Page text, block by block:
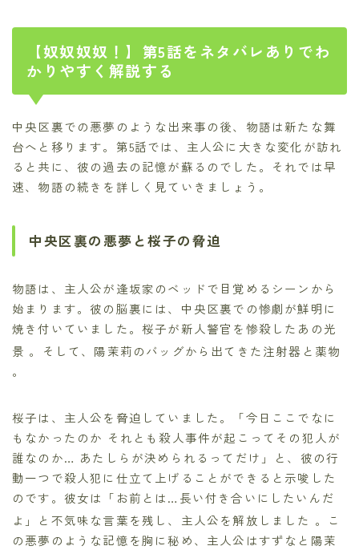
【奴奴奴奴！】第5話をネタバレありでわ
かりやすく解説する
中央区裏での悪夢のような出来事の後、物語は新たな舞
台へと移ります。第5話では、主人公に大きな変化が訪れ
ると共に、彼の過去の記憶が蘇るのでした。それでは早
速、物語の続きを詳しく見ていきましょう。
中央区裏の悪夢と桜子の脅迫
物語は、主人公が逢坂家のベッドで目覚めるシーンから
始まります。彼の脳裏には、中央区裏での惨劇が鮮明に
焼き付いていました。桜子が新人警官を惨殺したあの光
景 。そして、陽茉莉のバッグから出てきた注射器と薬物
。
桜子は、主人公を脅迫していました。「今日ここでなに
もなかったのか それとも殺人事件が起こってその犯人が
誰なのか… あたしらが決められるってだけ」と、彼の行
動一つで殺人犯に仕立て上げることができると示唆した
のです。彼女は「お前とは…長い付き合いにしたいんだ
よ」と不気味な言葉を残し、主人公を解放しました 。こ
の悪夢のような記憶を胸に秘め、主人公はすずなと陽茉